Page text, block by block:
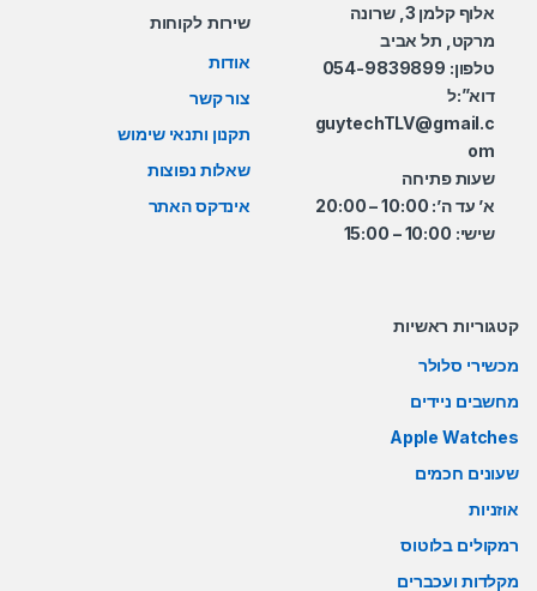
אלוף קלמן 3, שרונה
מרקט, תל אביב
טלפון: 054-9839899
דוא”:ל
guytechTLV@gmail.c
om
שעות פתיחה
א’ עד ה’: 10:00 – 20:00
שישי: 10:00 – 15:00
שירות לקוחות
אודות
צור קשר
תקנון ותנאי שימוש
שאלות נפוצות
אינדקס האתר
קטגוריות ראשיות
מכשירי סלולר
מחשבים ניידים
Apple Watches
שעונים חכמים
אוזניות
רמקולים בלוטוס
מקלדות ועכברים